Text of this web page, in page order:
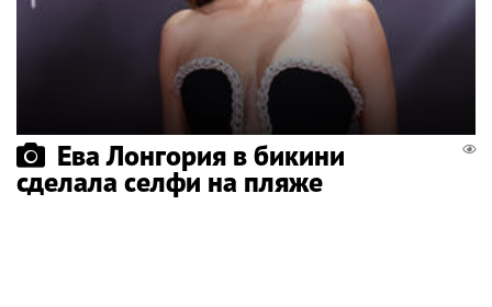
Ева Лонгория в бикини
сделала селфи на пляже